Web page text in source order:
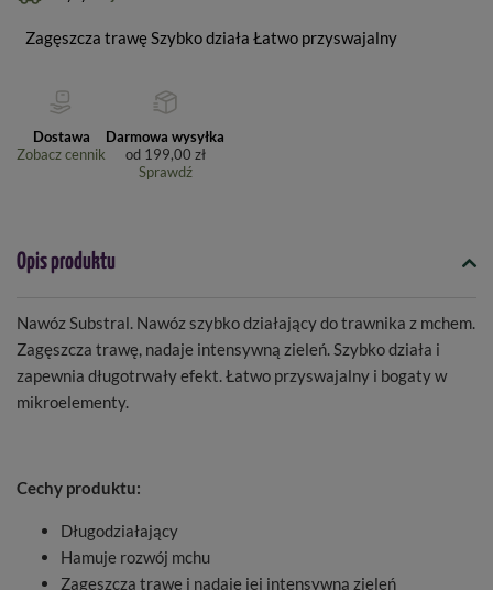
Zagęszcza trawę Szybko działa Łatwo przyswajalny
Dostawa
Zobacz cennik
Darmowa wysyłka
od 199,00 zł
Sprawdź
Opis produktu
Nawóz Substral. Nawóz szybko działający do trawnika z mchem.
Zagęszcza trawę, nadaje intensywną zieleń. Szybko działa i
zapewnia długotrwały efekt. Łatwo przyswajalny i bogaty w
mikroelementy.
Cechy produktu:
Długodziałający
Hamuje rozwój mchu
Zagęszcza trawę i nadaje jej intensywną zieleń